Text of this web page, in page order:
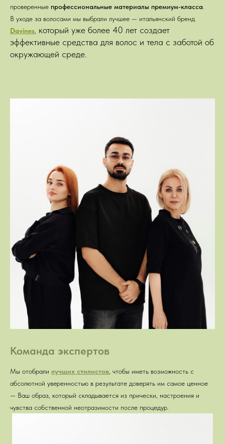
проверенные профессиональные материалы премиум-класса
В уходе за волосами мы выбрали лучшее — итальянский бренд
Davines который уже более 40 лет создает
эффективные средства для волос и тела с заботой об
окружающей среде.
Команда экспертов
Мы отобрали лучших стилистов , чтобы иметь возможность с
абсолютной уверенностью в результате доверять им самое ценное
— Ваш образ, который складывается из прически, настроения и
чувства собственной неотразимости после процедур.